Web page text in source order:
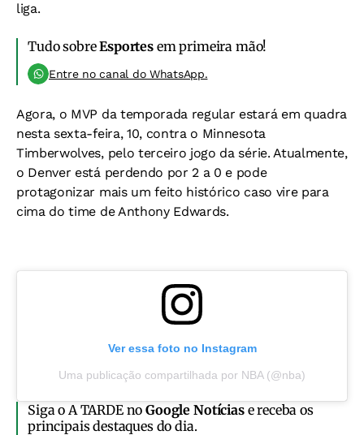
liga.
Tudo sobreEsportesem primeira mão!
Entre no canal do WhatsApp.
Agora, o MVP da temporada regular estará em quadra
nesta sexta-feira, 10, contra o Minnesota
Timberwolves, pelo terceiro jogo da série. Atualmente,
o Denver está perdendo por 2 a 0 e pode
protagonizar mais um feito histórico caso vire para
cima do time de Anthony Edwards.
Ver essa foto no Instagram
Uma publicação compartilhada por NBA (@nba)
Siga o A TARDE noGoogle Notíciase receba os
principais destaques do dia.